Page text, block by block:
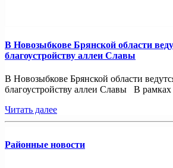
В Новозыбкове Брянской области
благоустройству аллеи Славы
В Новозыбкове Брянской области
благоустройству аллеи Славы В рамках
Читать далее
Районные новости